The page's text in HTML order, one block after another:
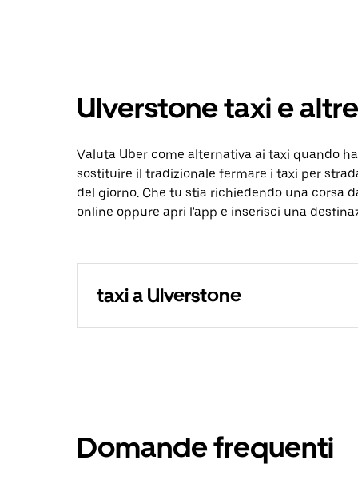
Ulverstone taxi e
Valuta Uber come alternativa ai taxi quando
sostituire il tradizionale fermare i taxi per
del giorno. Che tu stia richiedendo una corsa
online oppure apri l'app e inserisci una
taxi a Ulverstone
Domande frequenti